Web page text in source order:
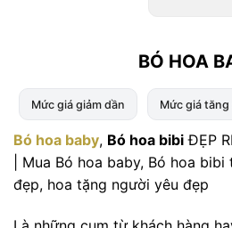
BÓ HOA
Mức giá giảm dần Mức giá tăng
Bó hoa baby, Bó hoa bibi ĐẸP
| Mua Bó hoa baby, Bó hoa
đẹp, hoa tặng người yêu đẹp